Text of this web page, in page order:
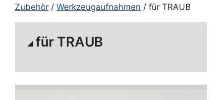
Zubehör / Werkzeugaufnahmen / für TRAUB
für TRAUB